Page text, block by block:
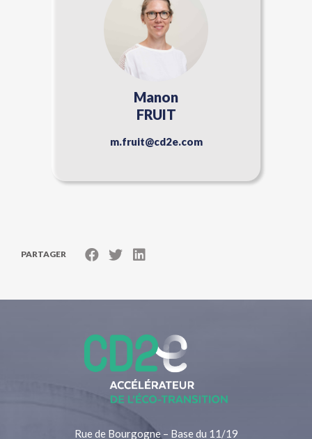
Manon
FRUIT
m.fruit@cd2e.com
PARTAGER
Rue de Bourgogne – Base du 11/19